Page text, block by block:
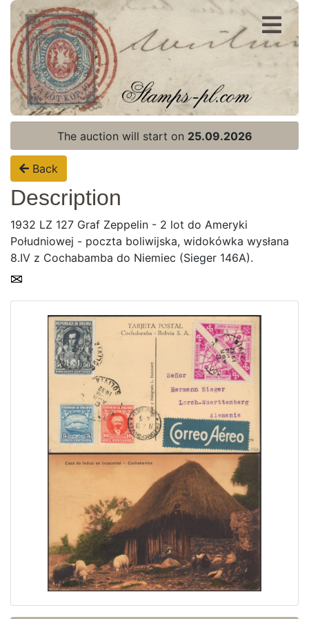
Register
Login
Home page
Current auction
Recent result
Regulation
Contact
The auction will start on 25.09.2026
Back
Description
1932 LZ 127 Graf Zeppelin - 2 lot do Ameryki
Południowej - poczta boliwijska, widokówka wysłana
8.IV z Cochabamba do Niemiec (Sieger 146A).